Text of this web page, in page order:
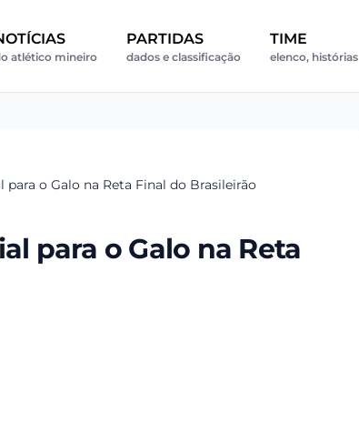
atlético mineiro
PARTIDAS
dados e classificação
TIME
elenco, histórias
para o Galo na Reta Final do Brasileirão
para o Galo na Reta